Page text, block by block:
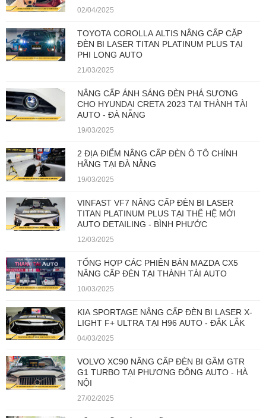
02/04/2025
TOYOTA COROLLA ALTIS NÂNG CẤP CẶP
ĐÈN BI LASER TITAN PLATINUM PLUS TẠI
PHI LONG AUTO
21/03/2025
NÂNG CẤP ÁNH SÁNG ĐÈN PHÁ SƯƠNG
CHO HYUNDAI CRETA 2023 TẠI THÀNH TÀI
AUTO - ĐÀ NẴNG
19/03/2025
2 ĐỊA ĐIỂM NÂNG CẤP ĐÈN Ô TÔ CHÍNH
HÃNG TẠI ĐÀ NẴNG
19/03/2025
VINFAST VF7 NÂNG CẤP ĐÈN BI LASER
TITAN PLATINUM PLUS TẠI THẾ HỆ MỚI
AUTO DETAILING - BÌNH PHƯỚC
12/03/2025
TỔNG HỢP CÁC PHIÊN BẢN MAZDA CX5
NÂNG CẤP ĐÈN TẠI THÀNH TÀI AUTO
10/03/2025
KIA SPORTAGE NÂNG CẤP ĐÈN BI LASER X-
LIGHT F+ ULTRA TẠI H96 AUTO - ĐẮK LẮK
04/03/2025
VOLVO XC90 NÂNG CẤP ĐÈN BI GẦM GTR
G1 TURBO TẠI PHƯƠNG ĐÔNG AUTO - HÀ
NỘI
27/02/2025